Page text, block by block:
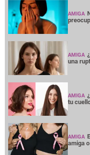
AMIGA
AMIGA
una
AMIGA
tu
AMIGA
amiga